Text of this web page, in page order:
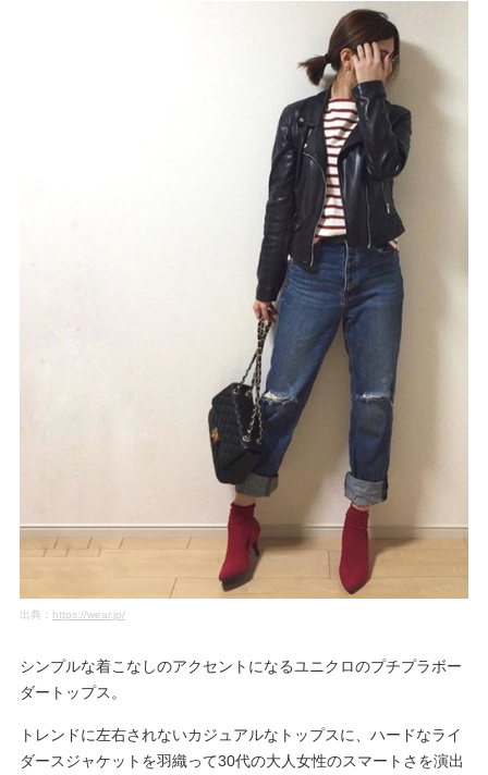
出典： https://wear.jp/
シンプルな着こなしのアクセントになるユニクロのプチプラボー
ダートップス。
トレンドに左右されないカジュアルなトップスに、ハードなライ
ダースジャケットを羽織って30代の大人女性のスマートさを演出